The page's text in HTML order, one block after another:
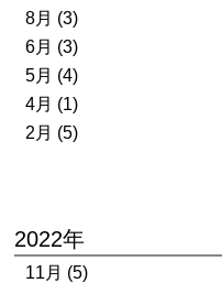
8月 (3)
6月 (3)
5月 (4)
4月 (1)
2月 (5)
2022年
11月 (5)